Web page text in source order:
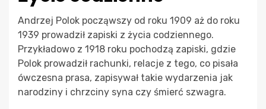
Andrzej Polok począwszy od roku 1909 aż do roku
1939 prowadził zapiski z życia codziennego.
Przykładowo z 1918 roku pochodzą zapiski, gdzie
Polok prowadził rachunki, relacje z tego, co pisała
ówczesna prasa, zapisywał takie wydarzenia jak
narodziny i chrzciny syna czy śmierć szwagra.